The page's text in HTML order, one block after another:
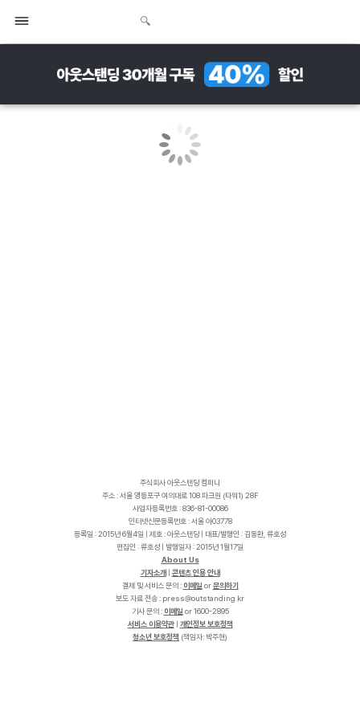
주식회사 아웃스탠딩 컴퍼니
주소 : 서울 영등포구 여의대로 108 파크원 (타워1) 28F
사업자등록번호 : 836-81-00086
인터넷신문등록번호 : 서울 아03778
등록일 : 2015년 6월4일 | 제호 : 아웃스탠딩 | 대표/발행인 : 김동환, 류호성
편집인 : 류호성 | 발행일자 : 2015년 1월17일
About Us
기자소개
콘텐츠 인용 안내
결제 및 서비스 문의 : 이메일 or문의하기
보도 자료 전송 :
r
k
.
g
n
i
d
n
a
t
s
t
u
o
@
s
s
e
r
p
기사 문의 : 이메일 or 1600-2895
서비스 이용약관| 개인정보 보호정책
청소년 보호정책 (책임자: 박주현)